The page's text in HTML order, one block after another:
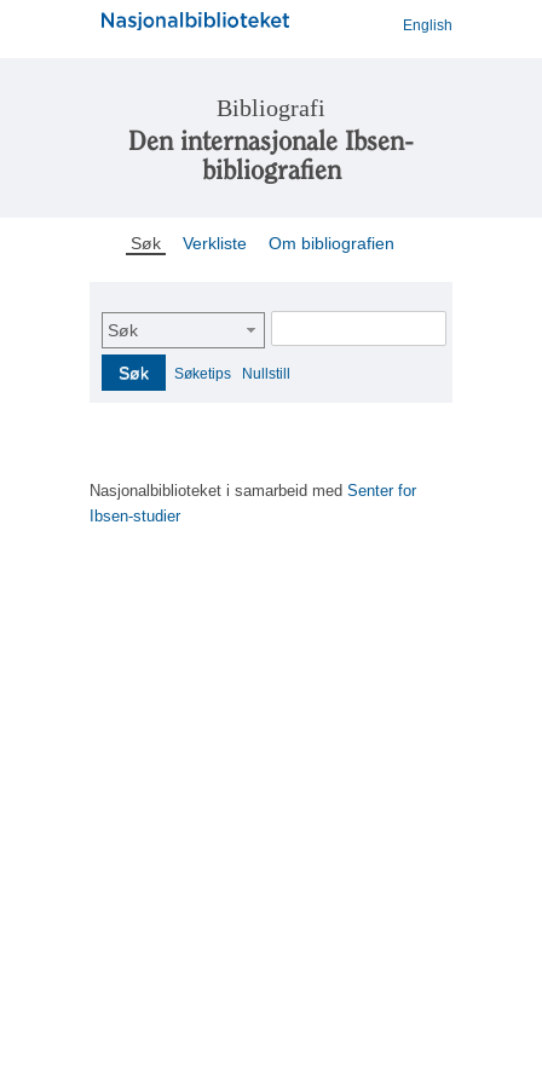
English
Bibliografi
Den internasjonale Ibsen-
bibliografien
Søk Verkliste Om bibliografien
Søk
Søk Søketips Nullstill
Nasjonalbiblioteket i samarbeid med Senter for
Ibsen-studier